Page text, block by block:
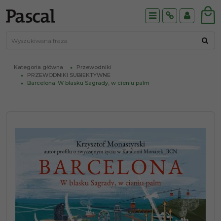
MenuInfoPanel
Kategoria główna
Przewodniki
PRZEWODNIKI SUBIEKTYWNE
Barcelona. W blasku Sagrady, w cieniu palm